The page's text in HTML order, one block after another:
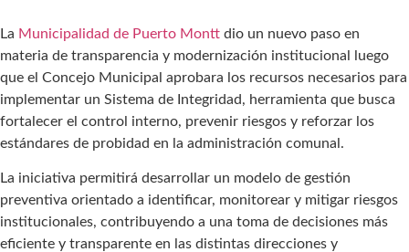
La Municipalidad de Puerto Montt dio un nuevo paso en
materia de transparencia y modernización institucional luego
que el Concejo Municipal aprobara los recursos necesarios para
implementar un Sistema de Integridad, herramienta que busca
fortalecer el control interno, prevenir riesgos y reforzar los
estándares de probidad en la administración comunal.
La iniciativa permitirá desarrollar un modelo de gestión
preventiva orientado a identificar, monitorear y mitigar riesgos
institucionales, contribuyendo a una toma de decisiones más
eficiente y transparente en las distintas direcciones y